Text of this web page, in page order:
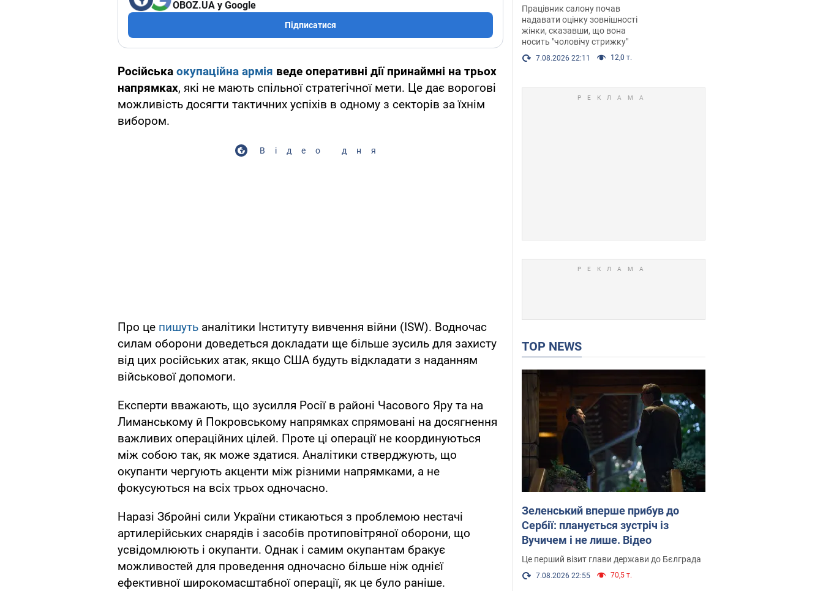
OBOZ.UA у Google
Підписатися
Російська окупаційна армія веде оперативні дії принаймні на трьох
напрямках, які не мають спільної стратегічної мети. Це дає ворогові
можливість досягти тактичних успіхів в одному з секторів за їхнім
вибором.
Відео дня
Про це пишуть аналітики Інституту вивчення війни (ISW). Водночас
силам оборони доведеться докладати ще більше зусиль для захисту
від цих російських атак, якщо США будуть відкладати з наданням
військової допомоги.
Експерти вважають, що зусилля Росії в районі Часового Яру та на
Лиманському й Покровському напрямках спрямовані на досягнення
важливих операційних цілей. Проте ці операції не координуються
між собою так, як може здатися. Аналітики стверджують, що
окупанти чергують акценти між різними напрямками, а не
фокусуються на всіх трьох одночасно.
Наразі Збройні сили України стикаються з проблемою нестачі
артилерійських снарядів і засобів протиповітряної оборони, що
усвідомлюють і окупанти. Однак і самим окупантам бракує
можливостей для проведення одночасно більше ніж однієї
ефективної широкомасштабної операції, як це було раніше.
після хімієтерапії,
розгорівся скандал.
Фото
Працівник салону почав
надавати оцінку зовнішності
жінки, сказавши, що вона
носить "чоловічу стрижку"
7.08.2026 22:11 12,0 т.
TOP NEWS
Зеленський вперше прибув до
Сербії: планується зустріч із
Вучичем і не лише. Відео
Це перший візит глави держави до Бєлграда
7.08.2026 22:55 70,5 т.